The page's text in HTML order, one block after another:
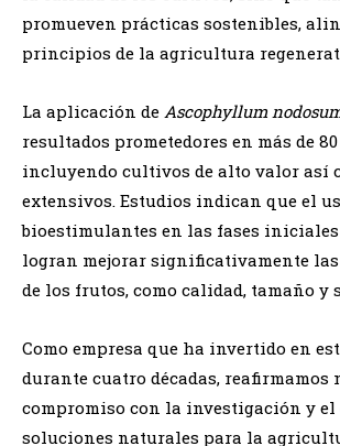
promueven prácticas sostenibles,
principios de la agricultura
La aplicación de Ascophyllum
resultados prometedores en más de
incluyendo cultivos de alto valor así
extensivos. Estudios indican que el
bioestimulantes en las fases
logran mejorar significativamente
de los frutos, como calidad, tamaño y
Como empresa que ha invertido en
durante cuatro décadas, reafirmamos
compromiso con la investigación y el
soluciones naturales para la